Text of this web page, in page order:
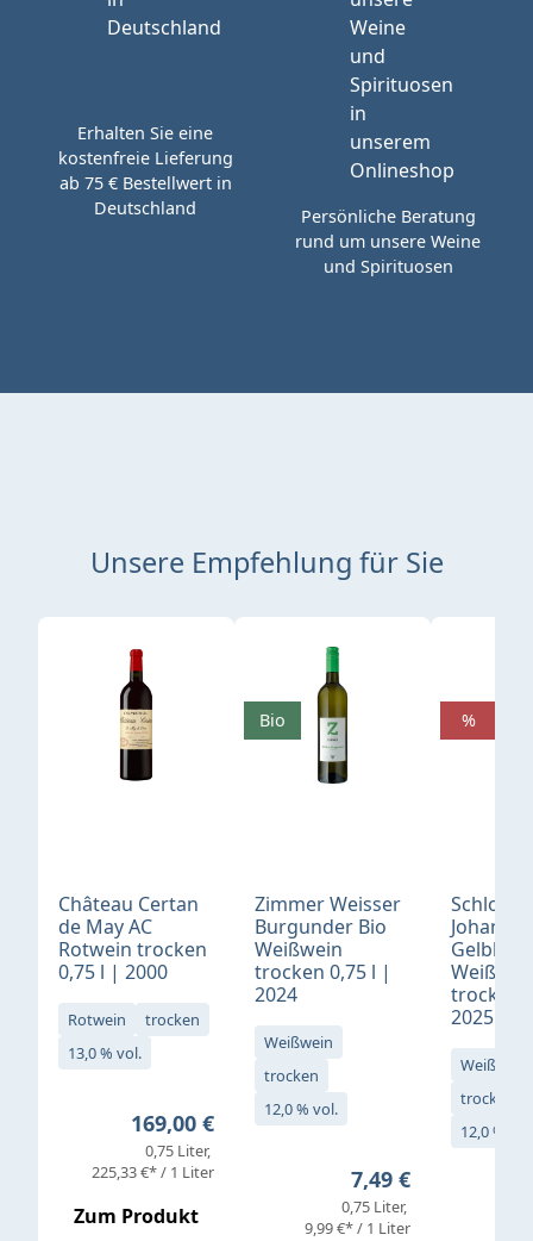
Erhalten Sie eine
kostenfreie Lieferung
ab 75 € Bestellwert in
Deutschland
Persönliche Beratung
rund um unsere Weine
und Spirituosen
Unsere Empfehlung für Sie
Produktgalerie überspringen
Château Certan
de May AC
Rotwein trocken
0,75 l | 2000
Rotwein
trocken
13,0 % vol.
Regulärer Preis:
169,00 €
0,75 Liter
225,33 €* / 1 Liter
Zum Produkt
Zimmer Weisser
Burgunder Bio
Weißwein
trocken 0,75 l |
2024
Weißwein
trocken
12,0 % vol.
Regulärer Preis:
7,49 €
0,75 Liter
9,99 €* / 1 Liter
Bio
Schloß
Gelblack
trocken
2025
Weißwein
trocken
12,0 % vol.
%